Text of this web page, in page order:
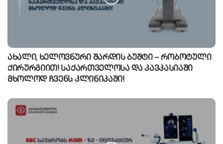
ახალი, ხელოვნური შარდის ბუშტი – რობოტული
ქირურგიით! საქართველოსა და კავკასიაში
მხოლოდ ჩვენს კლინიკაში!